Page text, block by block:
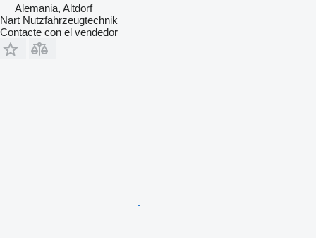
Alemania, Altdorf
Nart Nutzfahrzeugtechnik
Contacte con el vendedor